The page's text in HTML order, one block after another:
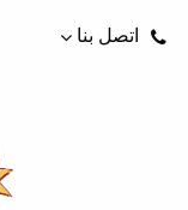
اتصل بنا